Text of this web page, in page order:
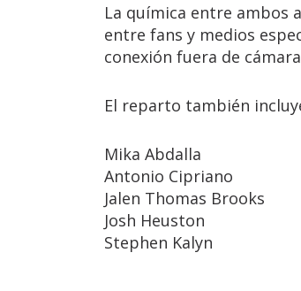
La química entre ambos
entre fans y medios
conexión fuera de
El reparto también
Mika Abdalla
Antonio Cipriano
Jalen Thomas Brooks
Josh Heuston
Stephen Kalyn